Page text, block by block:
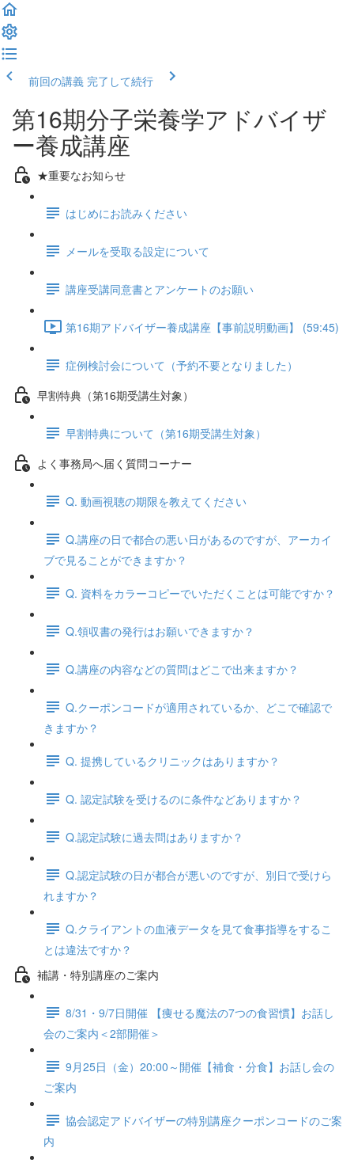
前回の講義 完了して続行
第16期分子栄養学アドバイザ
ー養成講座
★重要なお知らせ
はじめにお読みください
メールを受取る設定について
講座受講同意書とアンケートのお願い
第16期アドバイザー養成講座【事前説明動画】 (59:45)
症例検討会について（予約不要となりました）
早割特典（第16期受講生対象）
早割特典について（第16期受講生対象）
よく事務局へ届く質問コーナー
Q. 動画視聴の期限を教えてください
Q.講座の日で都合の悪い日があるのですが、アーカイ
ブで見ることができますか？
Q. 資料をカラーコピーでいただくことは可能ですか？
Q.領収書の発行はお願いできますか？
Q.講座の内容などの質問はどこで出来ますか？
Q.クーポンコードが適用されているか、どこで確認で
きますか？
Q. 提携しているクリニックはありますか？
Q. 認定試験を受けるのに条件などありますか？
Q.認定試験に過去問はありますか？
Q.認定試験の日が都合が悪いのですが、別日で受けら
れますか？
Q.クライアントの血液データを見て食事指導をするこ
とは違法ですか？
補講・特別講座のご案内
8/31・9/7日開催 【痩せる魔法の7つの食習慣】お話し
会のご案内＜2部開催＞
9月25日（金）20:00～開催【補食・分食】お話し会の
ご案内
協会認定アドバイザーの特別講座クーポンコードのご案
内